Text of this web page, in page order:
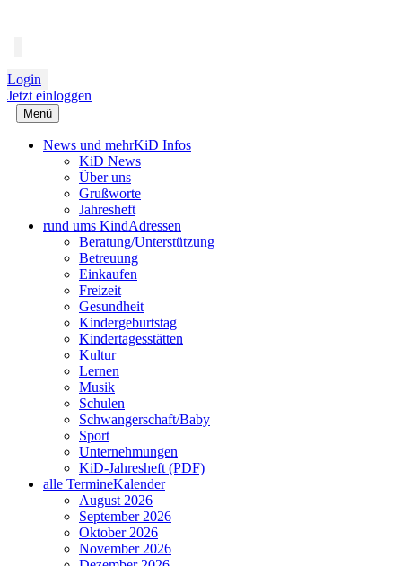
Login
Jetzt einloggen
Menü
News und mehrKiD Infos
KiD News
Über uns
Grußworte
Jahresheft
rund ums KindAdressen
Beratung/Unterstützung
Betreuung
Einkaufen
Freizeit
Gesundheit
Kindergeburtstag
Kindertagesstätten
Kultur
Lernen
Musik
Schulen
Schwangerschaft/Baby
Sport
Unternehmungen
KiD-Jahresheft (PDF)
alle TermineKalender
August 2026
September 2026
Oktober 2026
November 2026